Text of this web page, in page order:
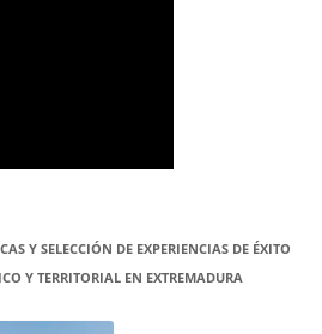
Y SELECCIÓN DE EXPERIENCIAS DE ÉXITO
Y TERRITORIAL EN EXTREMADURA